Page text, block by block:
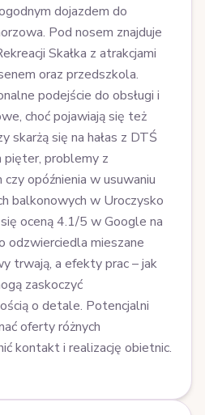
dojazdem do
Pod nosem znajduje
Skałka z atrakcjami
oraz przedszkola.
podejście do obsługi i
choć pojawiają się też
skarżą się na hałas z DTŚ
pięter, problemy z
opóźnienia w usuwaniu
balkonowych w Uroczysko
oceną 4.1/5 w Google na
odzwierciedla mieszane
trwają, a efekty prac – jak
zaskoczyć
o detale. Potencjalni
oferty różnych
kontakt i realizację obietnic.